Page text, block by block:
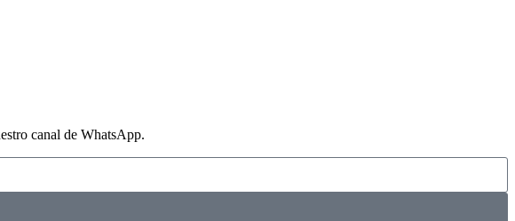
canal de WhatsApp.